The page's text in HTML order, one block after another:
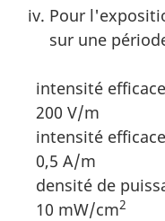
Pour
sur une
intensité
200 V/m
intensité
0,5 A/m
densité de
10 mW/cm2